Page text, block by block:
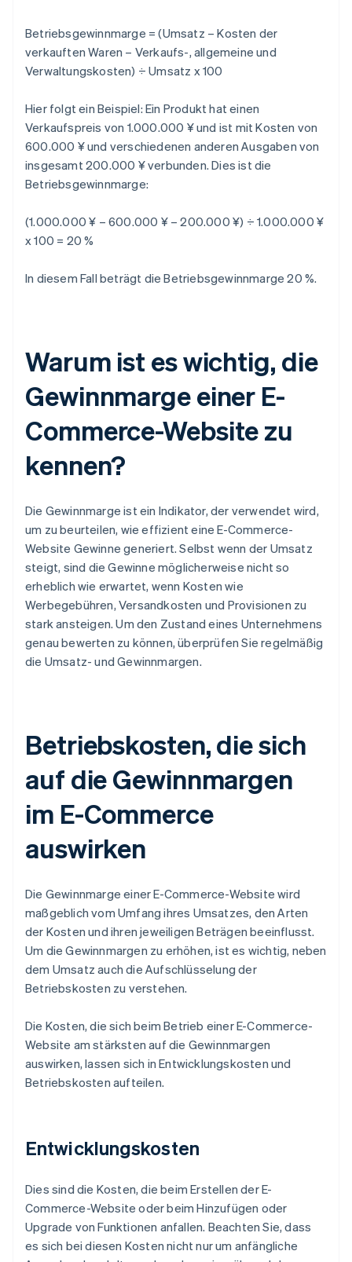
Betriebsgewinnmarge = (Umsatz – Kosten der
verkauften Waren – Verkaufs-, allgemeine und
Verwaltungskosten) ÷ Umsatz x 100
Hier folgt ein Beispiel: Ein Produkt hat einen
Verkaufspreis von 1.000.000 ¥ und ist mit Kosten von
600.000 ¥ und verschiedenen anderen Ausgaben von
insgesamt 200.000 ¥ verbunden. Dies ist die
Betriebsgewinnmarge:
(1.000.000 ¥ – 600.000 ¥ – 200.000 ¥) ÷ 1.000.000 ¥
x 100 = 20 %
In diesem Fall beträgt die Betriebsgewinnmarge 20 %.
Warum ist es wichtig, die
Gewinnmarge einer E-
Commerce-Website zu
kennen?
Die Gewinnmarge ist ein Indikator, der verwendet wird,
um zu beurteilen, wie effizient eine E-Commerce-
Website Gewinne generiert. Selbst wenn der Umsatz
steigt, sind die Gewinne möglicherweise nicht so
erheblich wie erwartet, wenn Kosten wie
Werbegebühren, Versandkosten und Provisionen zu
stark ansteigen. Um den Zustand eines Unternehmens
genau bewerten zu können, überprüfen Sie regelmäßig
die Umsatz- und Gewinnmargen.
Betriebskosten, die sich
auf die Gewinnmargen
im E-Commerce
auswirken
Die Gewinnmarge einer E-Commerce-Website wird
maßgeblich vom Umfang ihres Umsatzes, den Arten
der Kosten und ihren jeweiligen Beträgen beeinflusst.
Um die Gewinnmargen zu erhöhen, ist es wichtig, neben
dem Umsatz auch die Aufschlüsselung der
Betriebskosten zu verstehen.
Die Kosten, die sich beim Betrieb einer E-Commerce-
Website am stärksten auf die Gewinnmargen
auswirken, lassen sich in Entwicklungskosten und
Betriebskosten aufteilen.
Entwicklungskosten
Dies sind die Kosten, die beim Erstellen der E-
Commerce-Website oder beim Hinzufügen oder
Upgrade von Funktionen anfallen. Beachten Sie, dass
es sich bei diesen Kosten nicht nur um anfängliche